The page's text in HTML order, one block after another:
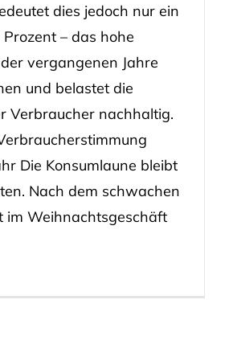
dies jedoch nur ein
– das hohe
vergangenen Jahre
und belastet die
Verbraucher nachhaltig.
Die Konsumlaune bleibt
Nach dem schwachen
im Weihnachtsgeschäft